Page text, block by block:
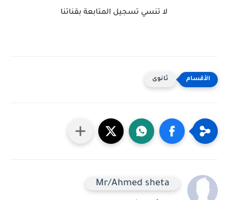
لا تنسي تسجيل المتابعة بقناتنا
ثانوى
Mr/Ahmed sheta